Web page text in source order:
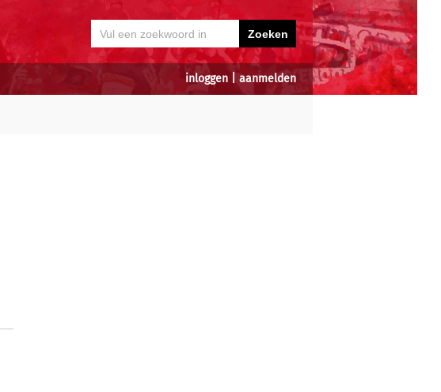
inloggen aanmelden